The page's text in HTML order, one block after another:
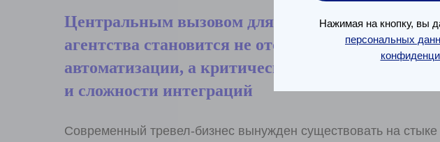
Центральным вызовом для современного
агентства становится не отсутствие
автоматизации, а критический рост количества
и сложности интеграций
Современный тревел-бизнес вынужден существовать на стыке
Нажимая на кнопку, вы
персональных